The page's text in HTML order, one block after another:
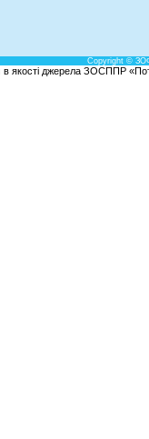
Copyright ©
в якості джерела ЗОСППР